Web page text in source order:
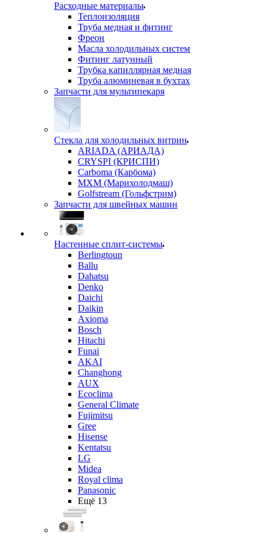
Расходные материалы
Теплоизоляция
Труба медная и фитинг
Фреон
Масла холодильных систем
Фитинг латунный
Трубка капиллярная медная
Труба алюминевая в бухтах
Запчасти для мультипекаря
Стекла для холодильных витрин
ARIADA (АРИАДА)
CRYSPI (КРИСПИ)
Carboma (Карбома)
MXM (Марихолодмаш)
Golfstream (Гольфстрим)
Запчасти для швейных машин
Настенные сплит-системы
Berlingtoun
Ballu
Dahatsu
Denko
Daichi
Daikin
Axioma
Bosch
Hitachi
Funai
AKAI
Changhong
AUX
Ecoclima
General Climate
Fujimitsu
Gree
Hisense
Kentatsu
LG
Midea
Royal clima
Panasonic
Ещё 13